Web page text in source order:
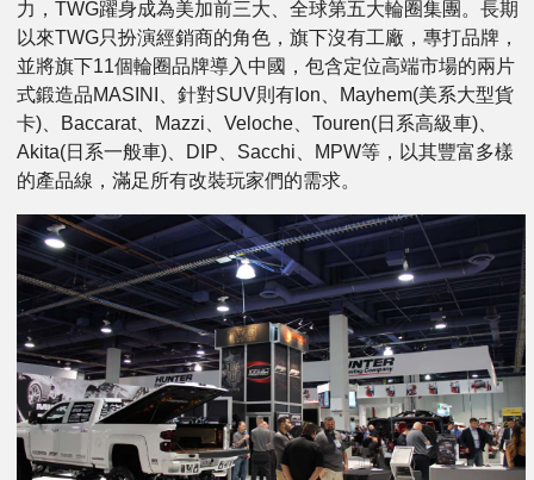
力，TWG躍身成為美加前三大、全球第五大輪圈集團。長期
以來TWG只扮演經銷商的角色，旗下沒有工廠，專打品牌，
並將旗下11個輪圈品牌導入中國，包含定位高端市場的兩片
式鍛造品MASINI、針對SUV則有Ion、Mayhem(美系大型貨
卡)、Baccarat、Mazzi、Veloche、Touren(日系高級車)、
Akita(日系一般車)、DIP、Sacchi、MPW等，以其豐富多樣
的產品線，滿足所有改裝玩家們的需求。